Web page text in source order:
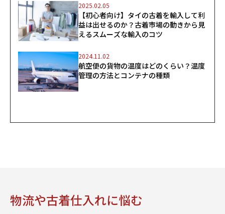
2025.02.05
【初心者向け】タイの古着を輸入して利
益は出せるのか？古着市場の動きから見
えるスムーズな輸入のコツ
2024.11.02
航空便の貨物の温度はどのくらい？温度
管理の方法とコンテナの種類
物流や古着仕入れに悩む